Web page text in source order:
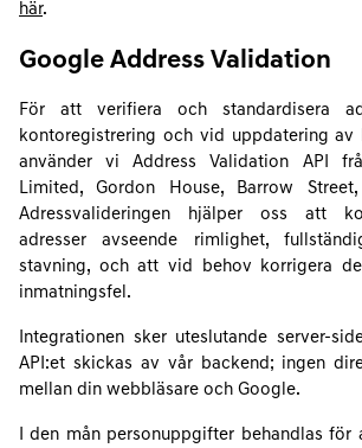
här.
Google Address Validation
För att verifiera och standardisera
kontoregistrering och vid uppdatering av
använder vi Address Validation API
Limited, Gordon House, Barrow
Adressvalideringen hjälper oss att
adresser avseende rimlighet,
stavning, och att vid behov korrigera
inmatningsfel.
Integrationen sker uteslutande server-
API:et skickas av vår backend; ingen
mellan din webbläsare och Google.
I den mån personuppgifter behandlas för